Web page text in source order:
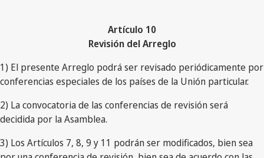
Artículo 10
Revisión del Arreglo
1) El presente Arreglo podrá ser revisado periódicamente por
conferencias especiales de los países de la Unión particular.
2) La convocatoria de las conferencias de revisión será
decidida por la Asamblea.
3) Los Artículos 7, 8, 9 y 11 podrán ser modificados, bien sea